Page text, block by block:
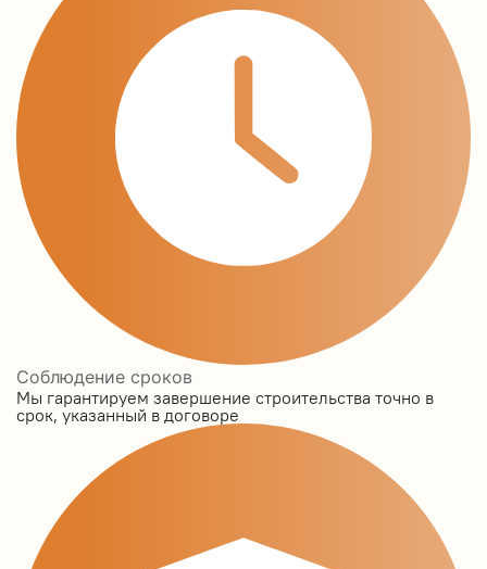
Соблюдение сроков
Мы гарантируем завершение строительства точно в
срок, указанный в договоре